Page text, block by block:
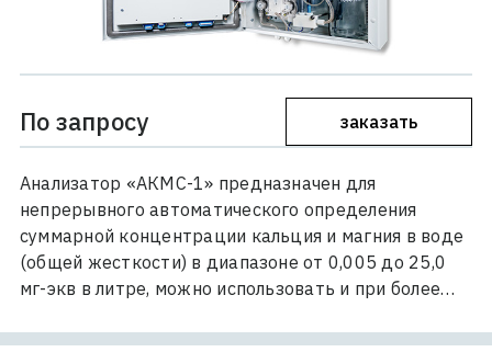
По запросу заказать
Анализатор «АКМС-1» предназначен для
непрерывного автоматического определения
суммарной концентрации кальция и магния в воде
(общей жесткости) в диапазоне от 0,005 до 25,0
мг-экв в литре, можно использовать и при более…